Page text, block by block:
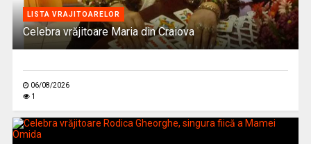
LISTA VRAJITOARELOR
Celebra vrăjitoare Maria din Craiova
06/08/2026
1